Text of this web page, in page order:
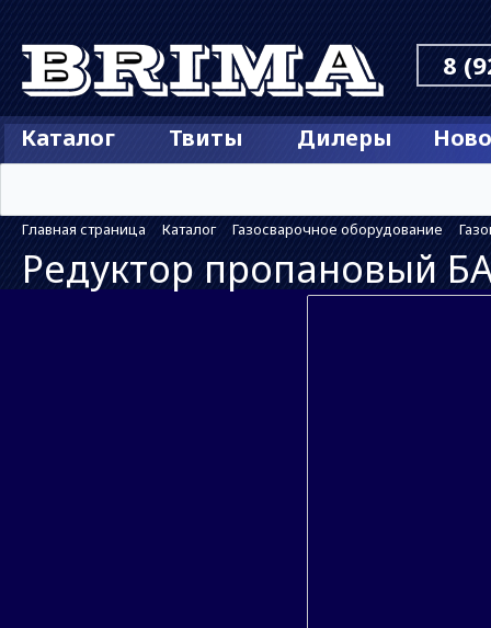
8
Каталог Твиты Дилеры
Главная страница Каталог Газосварочное оборудование
Редуктор пропановый